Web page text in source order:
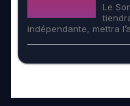
Le
indépendante, mettra